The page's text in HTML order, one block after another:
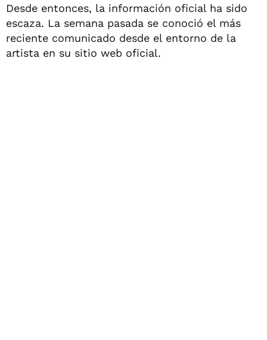
Desde entonces, la información oficial ha sido
escaza. La semana pasada se conoció el más
reciente comunicado desde el entorno de la
artista en su sitio web oficial.